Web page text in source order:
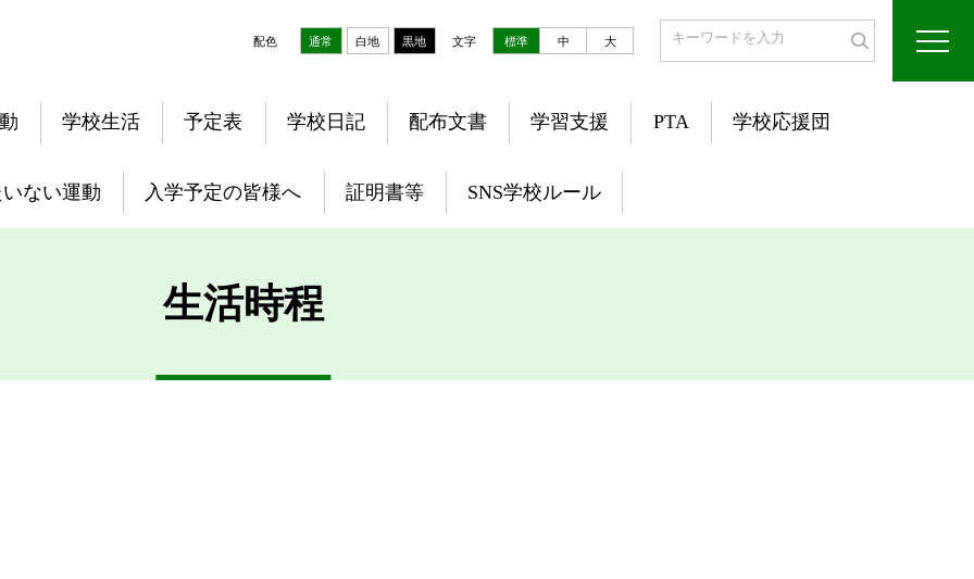
配色 通常 白地 黒地 文字 標準 中 大
学校生活 予定表 学校日記 配布文書 学習支援 PTA 学校応援団
ない運動 入学予定の皆様へ 証明書等 SNS学校ルール
生活時程